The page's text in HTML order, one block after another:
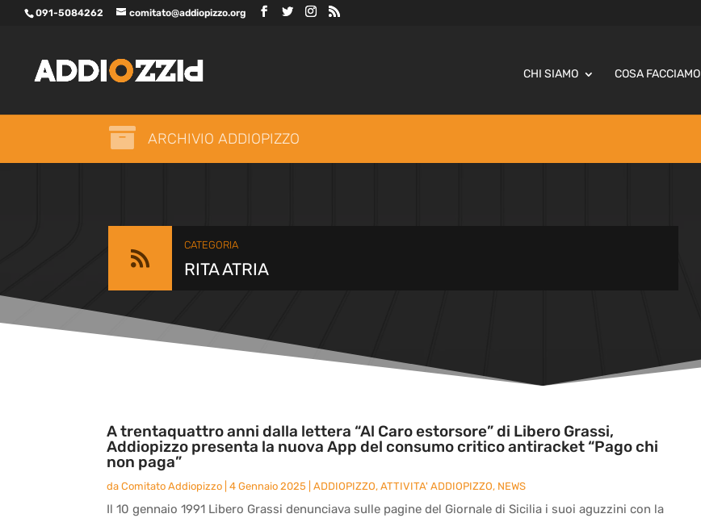
091-5084262 comitato@addiopizzo.org
CHI SIAMO COSA FACCIAMO
 ARCHIVIO ADDIOPIZZO

CATEGORIA
RITA ATRIA
A trentaquattro anni dalla lettera “Al Caro estorsore” di Libero Grassi,
Addiopizzo presenta la nuova App del consumo critico antiracket “Pago chi
non paga”
da Comitato Addiopizzo 4 Gennaio 2025 ADDIOPIZZO, ATTIVITA' ADDIOPIZZO, NEWS
Il 10 gennaio 1991 Libero Grassi denunciava sulle pagine del Giornale di Sicilia i suoi aguzzini con la